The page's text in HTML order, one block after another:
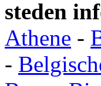
steden
Athene -
-